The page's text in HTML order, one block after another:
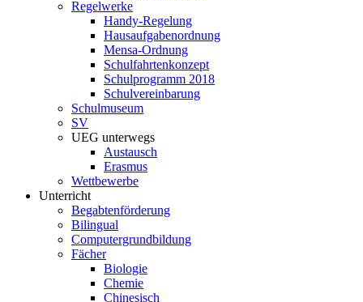
Regelwerke
Handy-Regelung
Hausaufgabenordnung
Mensa-Ordnung
Schulfahrtenkonzept
Schulprogramm 2018
Schulvereinbarung
Schulmuseum
SV
UEG unterwegs
Austausch
Erasmus
Wettbewerbe
Unterricht
Begabtenförderung
Bilingual
Computergrundbildung
Fächer
Biologie
Chemie
Chinesisch